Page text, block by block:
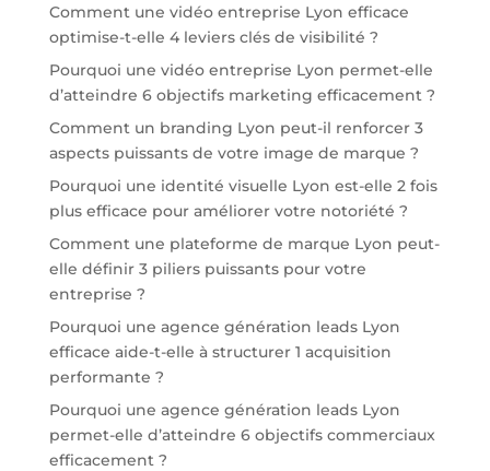
Comment une vidéo entreprise Lyon efficace
optimise-t-elle 4 leviers clés de visibilité ?
Pourquoi une vidéo entreprise Lyon permet-elle
d’atteindre 6 objectifs marketing efficacement ?
Comment un branding Lyon peut-il renforcer 3
aspects puissants de votre image de marque ?
Pourquoi une identité visuelle Lyon est-elle 2 fois
plus efficace pour améliorer votre notoriété ?
Comment une plateforme de marque Lyon peut-
elle définir 3 piliers puissants pour votre
entreprise ?
Pourquoi une agence génération leads Lyon
efficace aide-t-elle à structurer 1 acquisition
performante ?
Pourquoi une agence génération leads Lyon
permet-elle d’atteindre 6 objectifs commerciaux
efficacement ?